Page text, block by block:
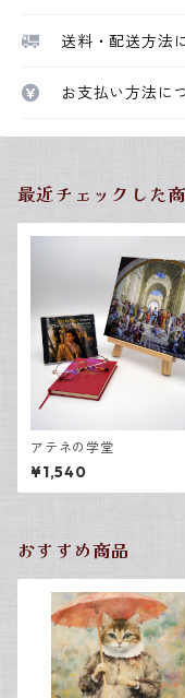
送料・配送方法
お支払い方法に
最近チェックした
アテネの学堂
¥1,540
おすすめ商品